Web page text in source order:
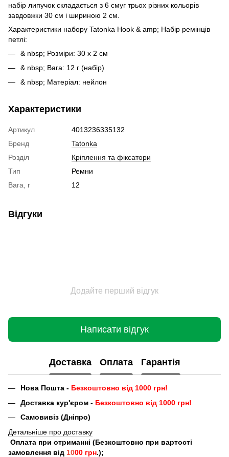
набір липучок складається з 6 смуг трьох різних кольорів
завдовжки 30 см і шириною 2 см.
Характеристики набору Tatonka Hook & amp; Набір ремінців
петлі:
& nbsp; Розміри: 30 х 2 см
& nbsp; Вага: 12 г (набір)
& nbsp; Матеріал: нейлон
Характеристики
Артикул
4013236335132
Бренд
Tatonka
Розділ
Кріплення та фіксатори
Тип
Ремни
Вага, г
12
Відгуки
Додайте перший відгук
Написати відгук
Доставка Оплата Гарантія
Нова Пошта - Безкоштовно від 1000 грн!
Доставка кур'єром - Безкоштовно від 1000 грн!
Самовивіз (Дніпро)
Детальніше про доставку
Оплата при отриманні (Безкоштовно при вартості
замовлення від 1000 грн.);